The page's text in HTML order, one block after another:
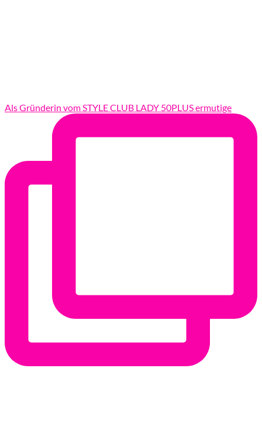
Als Gründerin vom STYLE CLUB LADY 50PLUS ermutige